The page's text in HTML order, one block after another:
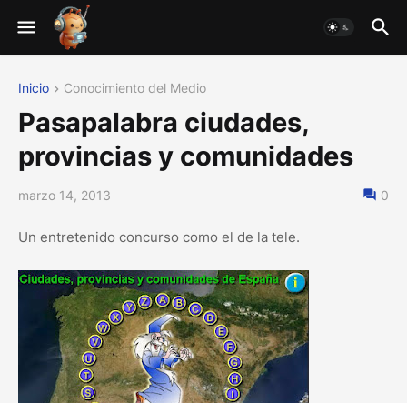
Inicio Conocimiento del Medio
Pasapalabra ciudades,
provincias y comunidades
marzo 14, 2013 0
Un entretenido concurso como el de la tele.